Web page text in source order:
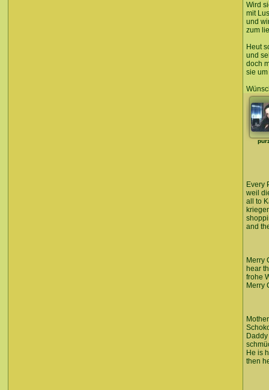
Wird
mit
und
zum
Heut
und
doch
sie
Every
weil
all to
and
Merry
hear
frohe
Merry
He is
then